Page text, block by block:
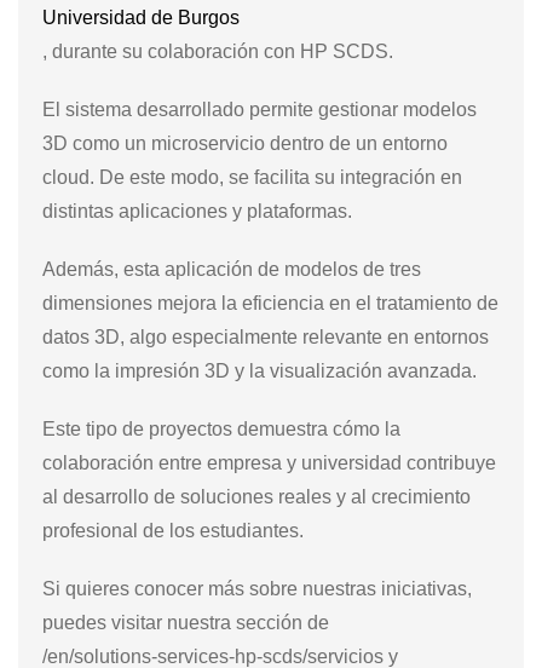
Universidad de Burgos
, durante su colaboración con HP SCDS.
El sistema desarrollado permite gestionar modelos
3D como un microservicio dentro de un entorno
cloud. De este modo, se facilita su integración en
distintas aplicaciones y plataformas.
Además, esta aplicación de modelos de tres
dimensiones mejora la eficiencia en el tratamiento de
datos 3D, algo especialmente relevante en entornos
como la impresión 3D y la visualización avanzada.
Este tipo de proyectos demuestra cómo la
colaboración entre empresa y universidad contribuye
al desarrollo de soluciones reales y al crecimiento
profesional de los estudiantes.
Si quieres conocer más sobre nuestras iniciativas,
puedes visitar nuestra sección de
/en/solutions-services-hp-scds/servicios y